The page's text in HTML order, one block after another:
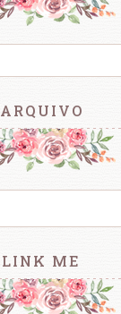
ARQUIVO
LINK ME